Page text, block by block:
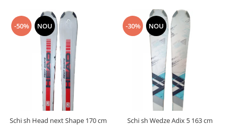
-50% NOU
Schi sh Head next Shape 170 cm
-30% NOU
Schi sh Wedze Adix 5 163 cm